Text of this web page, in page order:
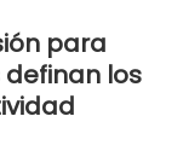
para
los